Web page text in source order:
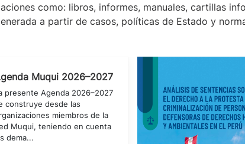
como: libros, informes, manuales, cartillas
a partir de casos, políticas de Estado y
Muqui 2026–2027
presente Agenda 2026–2027
construye desde las
miembros de la
Muqui, teniendo en cuenta
dema...